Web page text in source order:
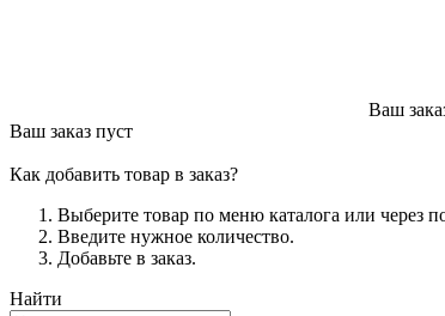
Ваш
Ваш заказ пуст
Как добавить товар в заказ?
Выберите товар по меню каталога или через
Введите нужное количество.
Добавьте в заказ.
Найти